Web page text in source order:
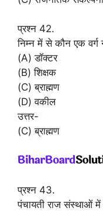
प्रश्न 42.
निम्न में से कौन एक वर्ग
(A) डॉक्टर
(B) शिक्षक
(C) ब्राह्मण
(D) वकील
उत्तर-
(C) ब्राह्मण
प्रश्न 43.
पंचायती राज संस्थाओं